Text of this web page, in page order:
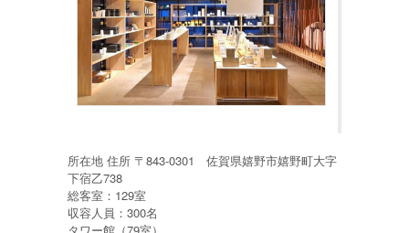
所在地 住所 〒843-0301 佐賀県嬉野市嬉野町大字
下宿乙738
総客室：129室
収容人員：300名